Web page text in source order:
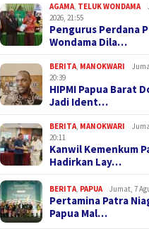
AGAMA TELUK WONDAMA
2026, 21:55
Pengurus Perdana
Wondama Dila…
BERITA MANOKWARI
20:39
HIPMI Papua Barat
Jadi Ident…
BERITA MANOKWARI
20:11
Kanwil Kemenkum
Hadirkan Lay…
BERITA PAPUA Jumat, 7
Pertamina Patra
Papua Mal…